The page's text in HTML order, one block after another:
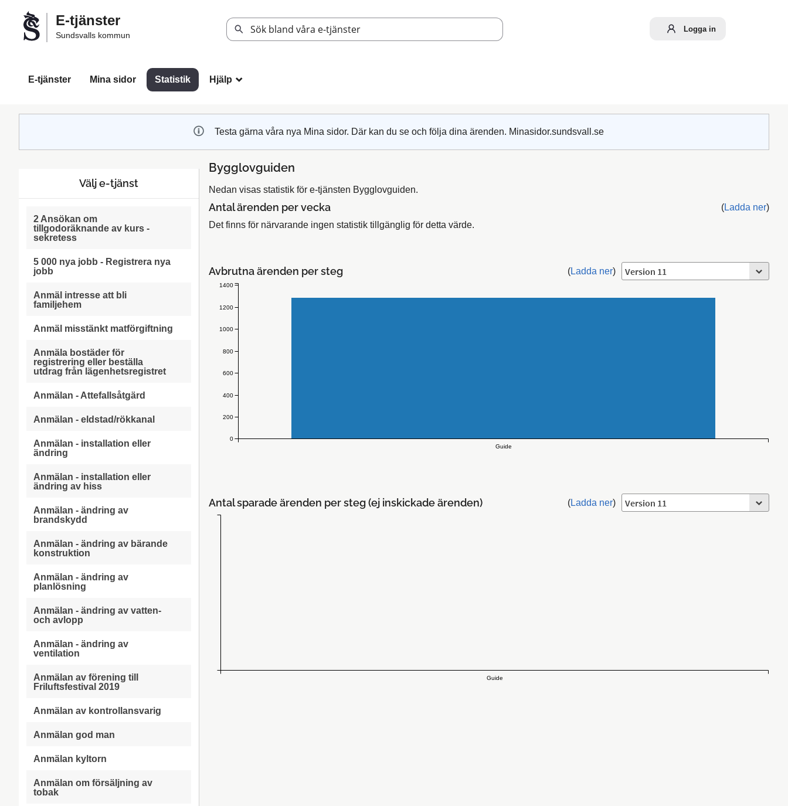
Välkommen
Sundsvalls
E-tjänster
Sundsvalls kommun
Logga in
E-tjänster Mina sidor Statistik Hjälp _
Testa gärna våra nya Mina sidor. Där kan du se och följa dina ärenden. Minasidor.sundsvall.se
Välj e-tjänst
2 Ansökan om
tillgodoräknande av kurs -
sekretess
5 000 nya jobb - Registrera nya
jobb
Anmäl intresse att bli
familjehem
Anmäl misstänkt matförgiftning
Anmäla bostäder för
registrering eller beställa
utdrag från lägenhetsregistret
Anmälan - Attefallsåtgärd
Anmälan - eldstad/rökkanal
Anmälan - installation eller
ändring
Anmälan - installation eller
ändring av hiss
Anmälan - ändring av
brandskydd
Anmälan - ändring av bärande
konstruktion
Anmälan - ändring av
planlösning
Anmälan - ändring av vatten-
och avlopp
Anmälan - ändring av
ventilation
Anmälan av förening till
Friluftsfestival 2019
Anmälan av kontrollansvarig
Anmälan god man
Anmälan kyltorn
Anmälan om försäljning av
tobak
Bygglovguiden
Nedan visas statistik för e-tjänsten Bygglovguiden.
Antal ärenden per vecka (Ladda ner)
Det finns för närvarande ingen statistik tillgänglig för detta värde.
Avbrutna ärenden per steg (Ladda ner)
Guide
0
200
400
600
800
1000
1200
1400
Antal sparade ärenden per steg (ej inskickade ärenden) (Ladda ner)
Guide